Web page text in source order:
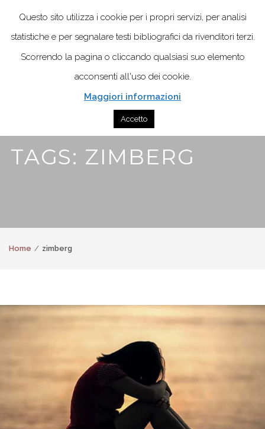
TAGS: ZIMBERG
Home zimberg
Questo sito utilizza i cookie per i propri servizi, per analisi
statistiche e per segnalare testi bibliografici da rivenditori terzi.
Scorrendo la pagina o cliccando qualsiasi suo elemento
acconsenti all'uso dei cookie.
Maggiori informazioni
Accetto